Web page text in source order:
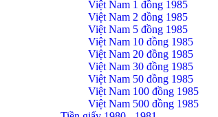
Việt Nam 1 đồng 1985
Việt Nam 2 đồng 1985
Việt Nam 5 đồng 1985
Việt Nam 10 đồng 1985
Việt Nam 20 đồng 1985
Việt Nam 30 đồng 1985
Việt Nam 50 đồng 1985
Việt Nam 100 đồng 1985
Việt Nam 500 đồng 1985